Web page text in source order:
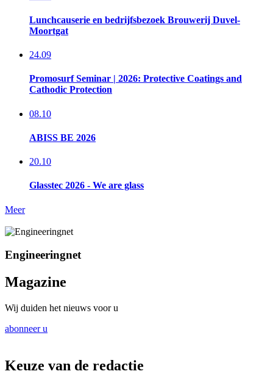
Lunchcauserie en bedrijfsbezoek​ Brouwerij Duvel-
Moortgat
24.09
Promosurf Seminar | 2026: Protective Coatings and
Cathodic Protection
08.10
ABISS BE 2026
20.10
Glasstec 2026 - We are glass
Meer
Engineeringnet
Magazine
Wij duiden het nieuws voor u
abonneer u
Keuze van de redactie